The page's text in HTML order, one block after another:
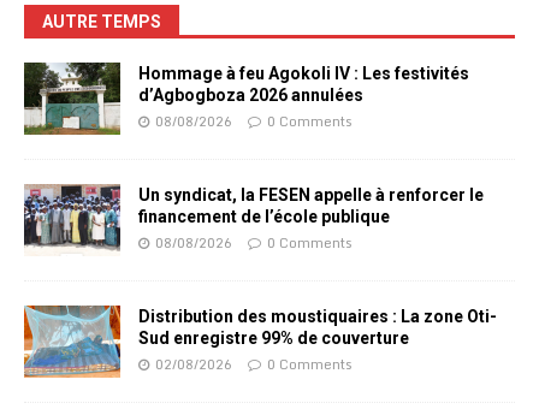
AUTRE TEMPS
Hommage à feu Agokoli IV : Les festivités
d’Agbogboza 2026 annulées
08/08/2026 0 Comments
Un syndicat, la FESEN appelle à renforcer le
financement de l’école publique
08/08/2026 0 Comments
Distribution des moustiquaires : La zone Oti-
Sud enregistre 99% de couverture
02/08/2026 0 Comments